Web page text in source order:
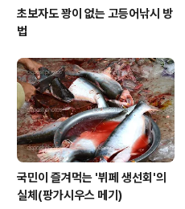
초보자도 꽝이 없는 고등어낚시 방
법
국민이 즐겨먹는 '뷔페 생선회'의
실체(팡가시우스 메기)